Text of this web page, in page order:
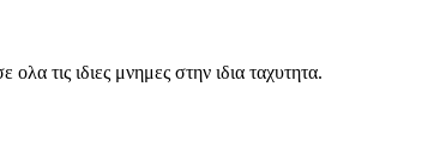
τις ιδιες μνημες στην ιδια ταχυτητα.